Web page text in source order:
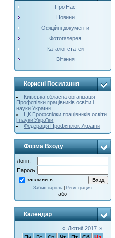
Про Нас
Новини
Офіційні документи
Фотогалерея
Каталог статей
Вітання
Корисні Посилання
Київська обласна організація
Профспілки працівників освіти і
науки України
ЦК Профспілки працівників освіти
і науки України
Федерація Профспілок України
Форма Входу
Логін:
Пароль:
запомнить
Забыл пароль Регистрация
або
Календар
« Лютий 2017 »